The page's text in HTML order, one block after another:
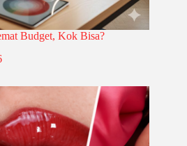
Budget, Kok Bisa?